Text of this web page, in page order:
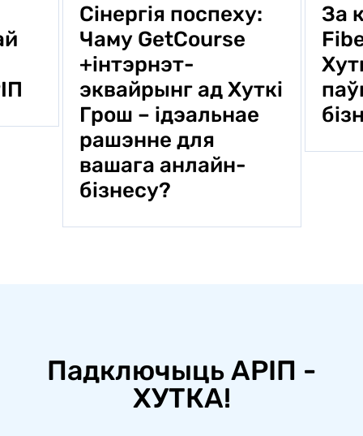
Сінергія поспеху:
Чаму GetCourse
+інтэрнэт-
эквайрынг ад Хуткi
Грош – ідэальнае
рашэнне для
вашага анлайн-
бізнесу?
За
Падключыць АРIП -
ХУТКА!